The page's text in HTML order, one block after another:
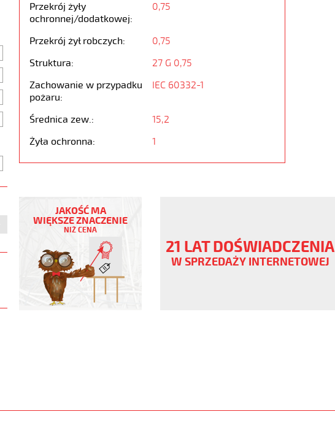
Przekrój żyły
ochronnej/dodatkowej:
0,75
Przekrój żył robczych:
0,75
Struktura:
27 G 0,75
Zachowanie w przypadku
pożaru:
IEC 60332-1
Średnica zew.:
15,2
Żyła ochronna:
1
27G0,75
Kabel
300/500V
czarne
numerowane
https://www.static.helukabel-
qmmkabel-
JAKOŚĆ MA
WIĘKSZE ZNACZENIE
NIŻ CENA
21 LAT DOŚWIADCZENIA
W SPRZEDAŻY INTERNETOWEJ